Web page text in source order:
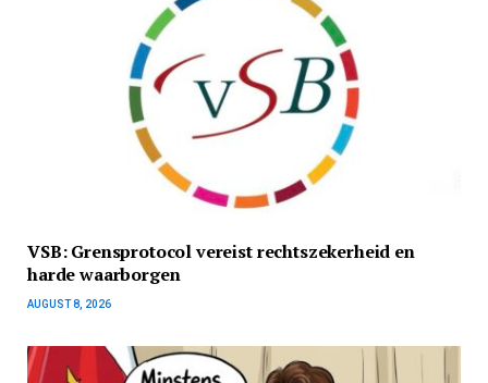
VSB: Grensprotocol vereist rechtszekerheid en
harde waarborgen
AUGUST 8, 2026